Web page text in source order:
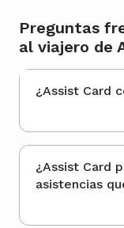
Preguntas
al viajero de
¿Assist Card
asistencias